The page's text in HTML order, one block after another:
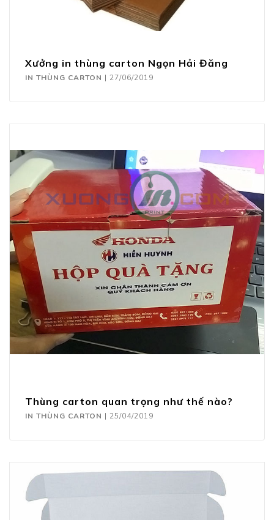
Xưởng in thùng carton Ngọn Hải Đăng
IN THÙNG CARTON | 27/06/2019
Thùng carton quan trọng như thế nào?
IN THÙNG CARTON | 25/04/2019